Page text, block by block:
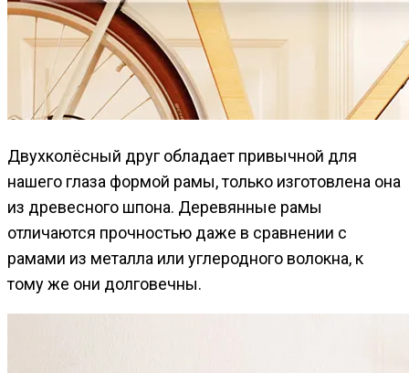
Двухколёсный друг обладает привычной для
нашего глаза формой рамы, только изготовлена она
из древесного шпона. Деревянные рамы
отличаются прочностью даже в сравнении с
рамами из металла или углеродного волокна, к
тому же они долговечны.